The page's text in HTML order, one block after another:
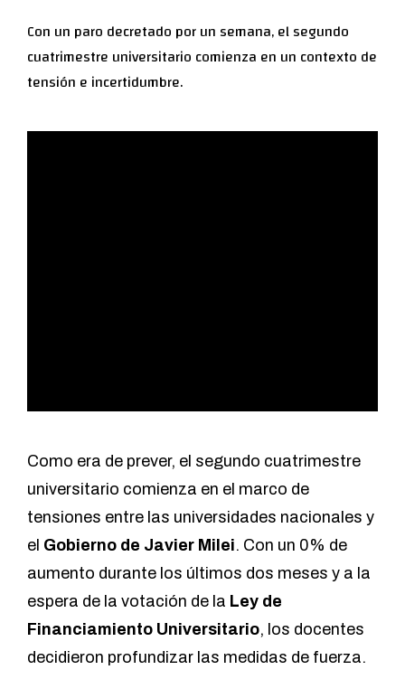
Con un paro decretado por un semana, el segundo
cuatrimestre universitario comienza en un contexto de
tensión e incertidumbre.
Como era de prever, el segundo cuatrimestre
universitario comienza en el marco de
tensiones entre las universidades nacionales y
el Gobierno de Javier Milei. Con un 0% de
aumento durante los últimos dos meses y a la
espera de la votación de la Ley de
Financiamiento Universitario, los docentes
decidieron profundizar las medidas de fuerza.